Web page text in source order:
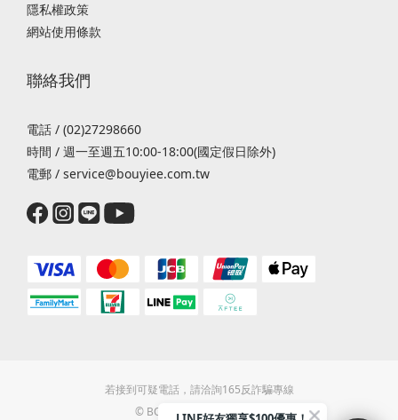
隱私權政策
網站使用條款
聯絡我們
電話 / (02)27298660
時間 / 週一至週五10:00-18:00(國定假日除外)
電郵 / service@bouyiee.com.tw
若接到可疑電話，請洽詢165反詐騙專線
© BOUYIEE TAIWAN 2022